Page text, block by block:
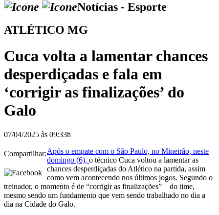
Notícias - Esporte
ATLÉTICO MG
Cuca volta a lamentar chances
desperdiçadas e fala em
‘corrigir as finalizações’ do
Galo
07/04/2025 às 09:33h
Compartilhar:Após o empate com o São Paulo, no Mineirão, neste
domingo (6), o técnico Cuca voltou a lamentar as
chances desperdiçadas do Atlético na partida, assim
como vem acontecendo nos últimos jogos. Segundo o
treinador, o momento é de “corrigir as finalizações” do time,
mesmo sendo um fundamento que vem sendo trabalhado no dia a
dia na Cidade do Galo.